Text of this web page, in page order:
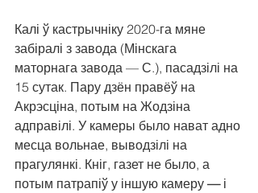
Калі ў кастрычніку 2020-га мяне
забіралі з завода (Мінскага
маторнага завода — С.), пасадзілі на
15 сутак. Пару дзён правёў на
Акрэсціна, потым на Жодзіна
адправілі. У камеры было нават адно
месца вольнае, выводзілі на
прагулянкі. Кніг, газет не было, а
потым патрапіў у іншую камеру — і